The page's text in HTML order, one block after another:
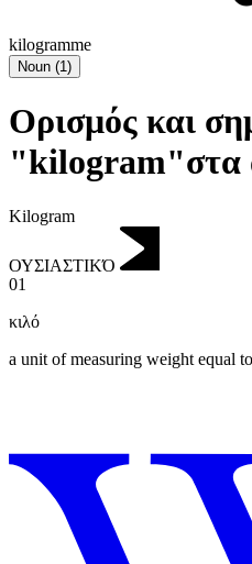
kilogramme
Noun (1)
Ορισμός και
"kilogram"στα
Kilogram
ΟΥΣΙΑΣΤΙΚΌ
01
κιλό
a unit of measuring weight equal